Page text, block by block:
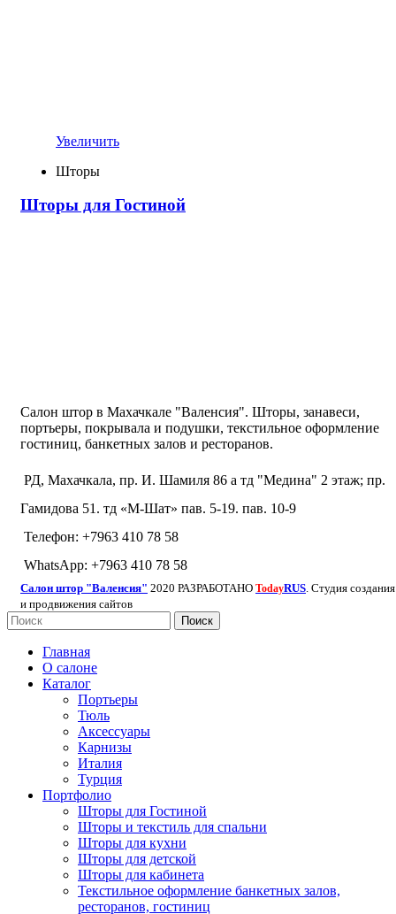
Увеличить
Шторы
Шторы для Гостиной
Салон штор в Махачкале "Валенсия". Шторы, занавеси,
портьеры, покрывала и подушки, текстильное оформление
гостиниц, банкетных залов и ресторанов.
РД, Махачкала, пр. И. Шамиля 86 а тд "Медина" 2 этаж; пр.
Гамидова 51. тд «М-Шат» пав. 5-19. пав. 10-9
Телефон: +7963 410 78 58
WhatsApp: +7963 410 78 58
Салон штор "Валенсия" 2020 РАЗРАБОТАНО TodayRUS . Студия создания
и продвижения сайтов
Поиск
Главная
О салоне
Каталог
Портьеры
Тюль
Аксессуары
Карнизы
Италия
Турция
Портфолио
Шторы для Гостиной
Шторы и текстиль для спальни
Шторы для кухни
Шторы для детской
Шторы для кабинета
Текстильное оформление банкетных залов,
ресторанов, гостиниц